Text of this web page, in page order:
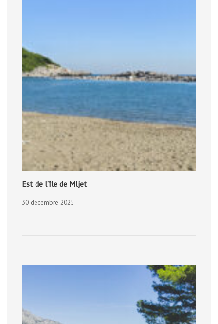
Est de l’île de Mljet
30 décembre 2025